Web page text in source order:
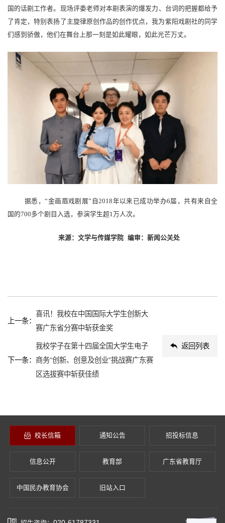
国的话剧工作者。 现场评委老师对本剧表演的爆发力 、 台词的把握都给予
了肯定，特别表扬了主旋律原创作品的创作优点，我为紫阳戏剧社的 同学
们 感到骄傲，他们在舞台上那一刻是如此耀眼，如此光芒万丈。
据悉，“金画眉戏剧展”自2018年以来已成功举办6届，共有来自全
国的700多个剧目入选，参演学生超1万人次。
来源：文学与传媒学院 编审：新闻公关处
上一条：
喜讯！我校在中国国际大学生创新大
赛广东省分赛中斩获金奖
下一条：
我校学子在第十四届全国大学生电子
商务“创新、创意及创业”挑战赛广东赛
区选拔赛中斩获佳绩
返回列表
校长信箱 通知公告 招投标信息
信息公开 教育部 广东省教育厅
中国民办教育协会 旧站入口